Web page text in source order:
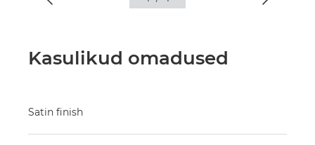
Kasulikud omadused
Satin finish